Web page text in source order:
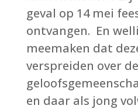
geval op 14 mei
ontvangen. En
meemaken dat
verspreiden over de
en daar als jong